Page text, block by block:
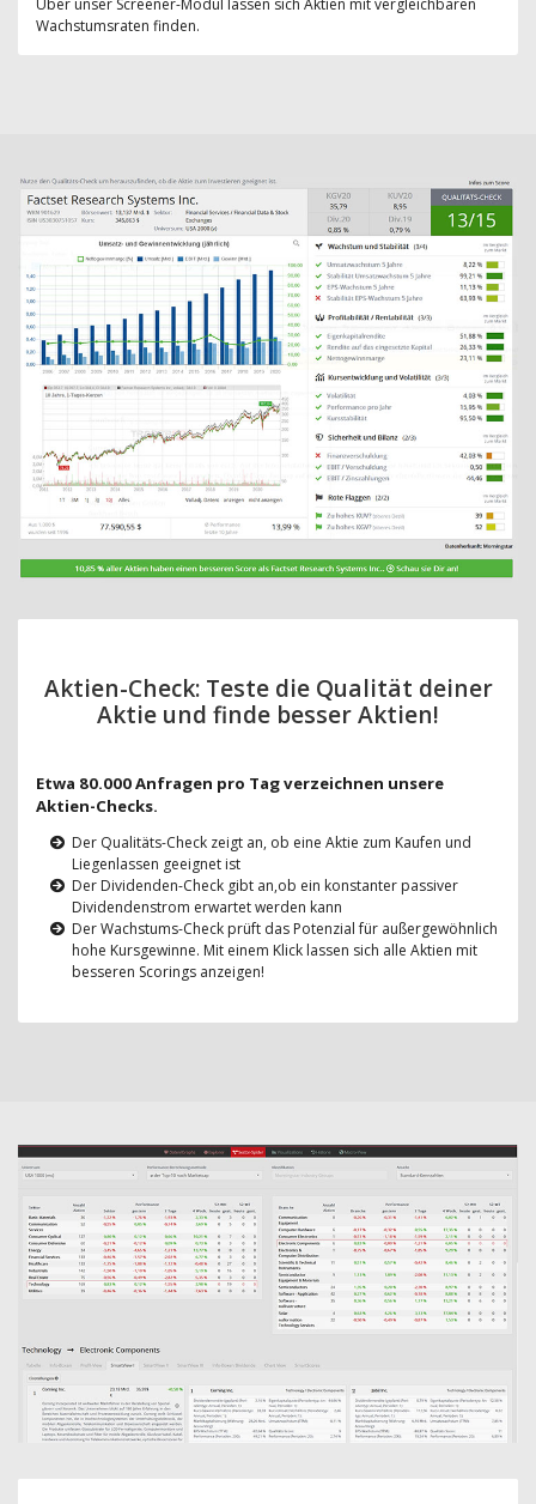
Über unser Screener-Modul lassen sich Aktien mit vergleichbaren
Wachstumsraten finden.
Aktien-Check: Teste die Qualität deiner
Aktie und finde besser Aktien!
Etwa 80.000 Anfragen pro Tag verzeichnen unsere
Aktien-Checks.
Der Qualitäts-Check zeigt an, ob eine Aktie zum Kaufen und
Liegenlassen geeignet ist
Der Dividenden-Check gibt an,ob ein konstanter passiver
Dividendenstrom erwartet werden kann
Der Wachstums-Check prüft das Potenzial für außergewöhnlich
hohe Kursgewinne. Mit einem Klick lassen sich alle Aktien mit
besseren Scorings anzeigen!